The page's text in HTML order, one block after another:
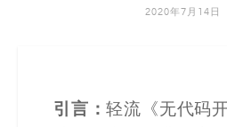
代
2020年7月14日
引言：轻流《无代码